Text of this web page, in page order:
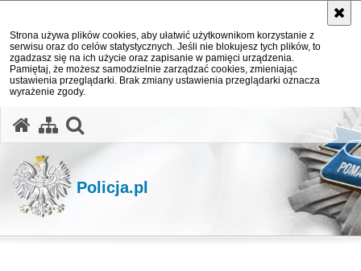
Strona używa plików cookies, aby ułatwić użytkownikom korzystanie z
serwisu oraz do celów statystycznych. Jeśli nie blokujesz tych plików, to
zgadzasz się na ich użycie oraz zapisanie w pamięci urządzenia.
Pamiętaj, że możesz samodzielnie zarządzać cookies, zmieniając
ustawienia przeglądarki. Brak zmiany ustawienia przeglądarki oznacza
wyrażenie zgody.
Policja.pl